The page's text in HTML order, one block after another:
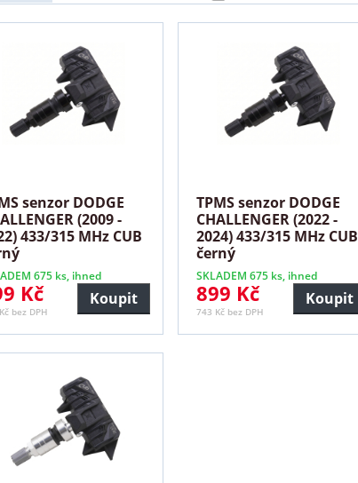
senzor DODGE
(2009 -
433/315 MHz CUB
675 ks, ihned
Kč
bez DPH
Koupit
TPMS senzor DODGE
CHALLENGER (2022 -
2024) 433/315 MHz CUB
černý
SKLADEM 675 ks, ihned
899 Kč
743 Kč bez DPH
Koupit